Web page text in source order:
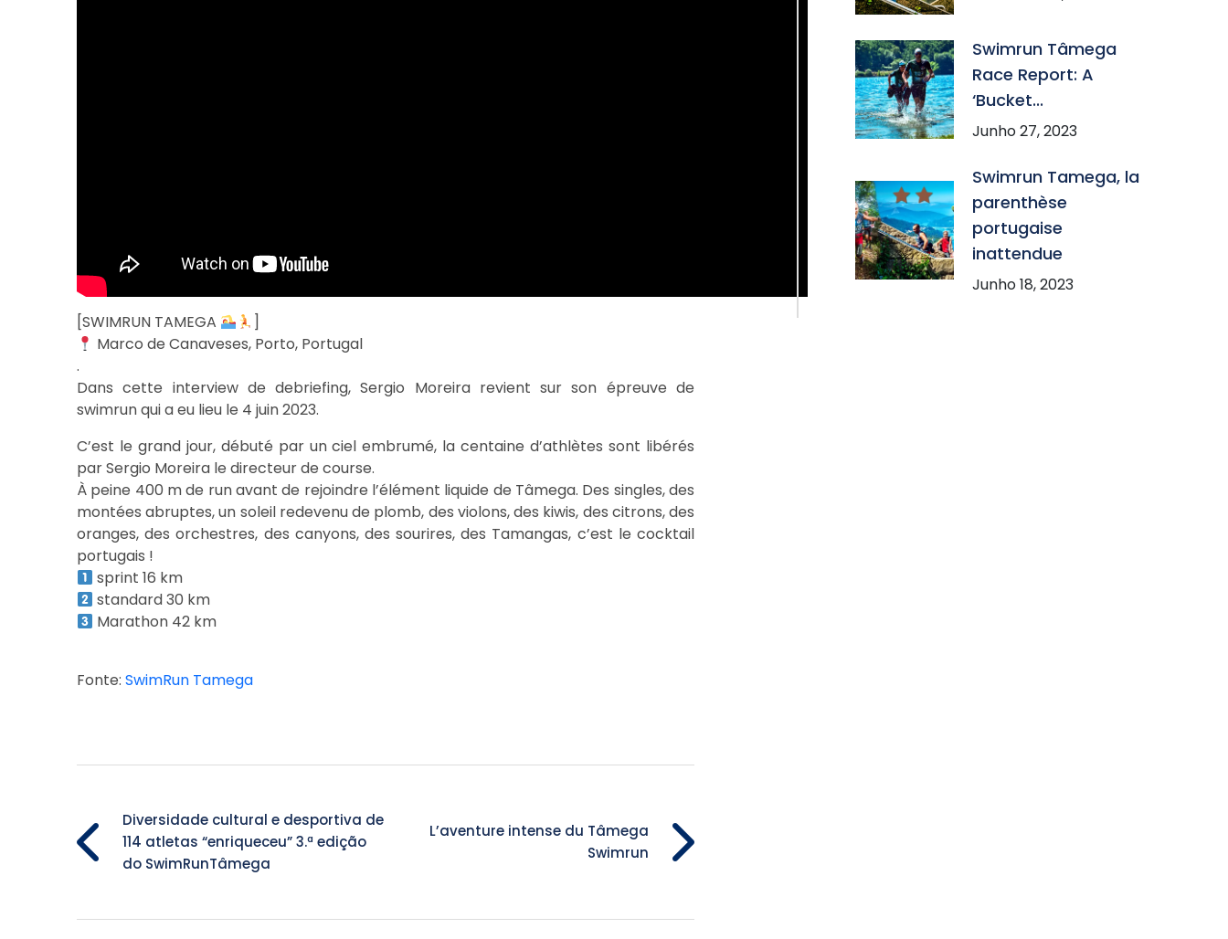
[SWIMRUN TAMEGA
]
Marco de Canaveses, Porto, Portugal
.
Dans cette interview de debriefing, Sergio Moreira revient sur son épreuve de
swimrun qui a eu lieu le 4 juin 2023.
C’est le grand jour, débuté par un ciel embrumé, la centaine d’athlètes sont libérés
par Sergio Moreira le directeur de course.
À peine 400 m de run avant de rejoindre l’élément liquide de Tâmega. Des singles, des
montées abruptes, un soleil redevenu de plomb, des violons, des kiwis, des citrons, des
oranges, des orchestres, des canyons, des sourires, des Tamangas, c’est le cocktail
portugais !
sprint 16 km
standard 30 km
Marathon 42 km
Fonte: SwimRun Tamega
Diversidade cultural e desportiva de
114 atletas “enriqueceu” 3.ª edição
do SwimRunTâmega
L’aventure intense du Tâmega
Swimrun
Swimrun Tâmega
Race Report: A
‘Bucket...
Junho 27, 2023
Swimrun Tamega, la
parenthèse
portugaise
inattendue
Junho 18, 2023